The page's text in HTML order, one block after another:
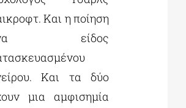
Και η ποίηση
είδος
Και τα δύο
μια αμφισημία